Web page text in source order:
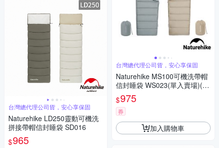
台灣總代理公司貨，安心享保固
Naturehike LD250靈動可機洗
拼接帶帽信封睡袋 SD016
$965
台灣總代理公司貨，安心享保固
Naturehike MS100可機洗帶帽
信封睡袋 WS023(單入賣場)(如
需拼接請2色各下單1)
$975
券
加入購物車